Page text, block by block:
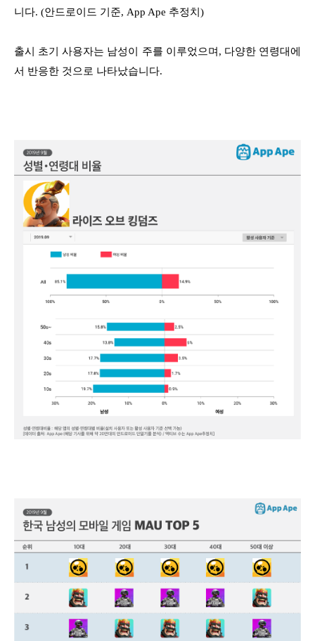
니다. (안드로이드 기준, App Ape 추정치)
출시 초기 사용자는 남성이 주를 이루었으며, 다양한 연령대에
서 반응한 것으로 나타났습니다.